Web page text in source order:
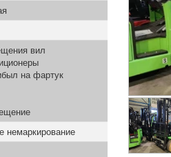
вил
на фартук
немаркирование